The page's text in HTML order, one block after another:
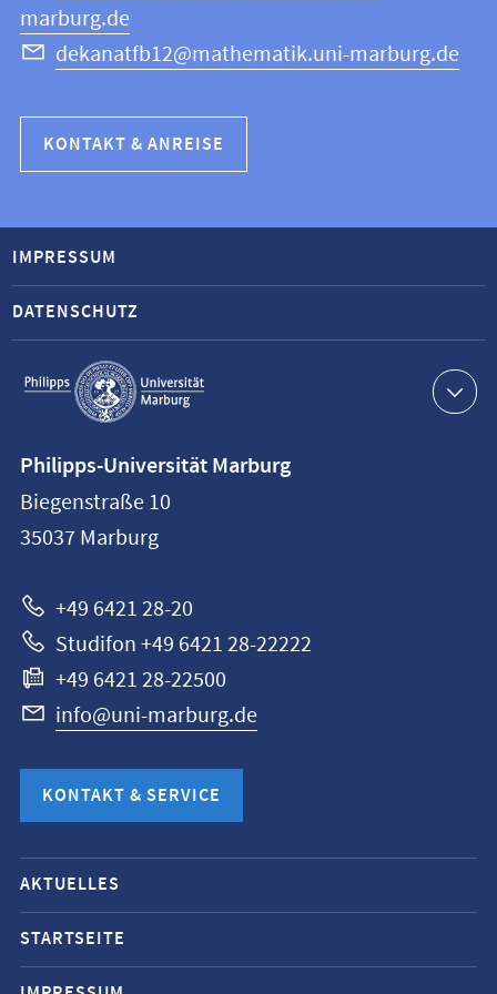
marburg.de
dekanatfb12@mathematik.uni-marburg.de
KONTAKT & ANREISE
Service-
Navigation
IMPRESSUM
DATENSCHUTZ
Philipps-
Universität
Marburg
Philipps-Universität Marburg
Biegenstraße 10
35037 Marburg
+49 6421 28-20
Studifon +49 6421 28-22222
+49 6421 28-22500
info@uni-marburg.de
KONTAKT & SERVICE
Mobile-
Service-
Navigation
und
AKTUELLES
STARTSEITE